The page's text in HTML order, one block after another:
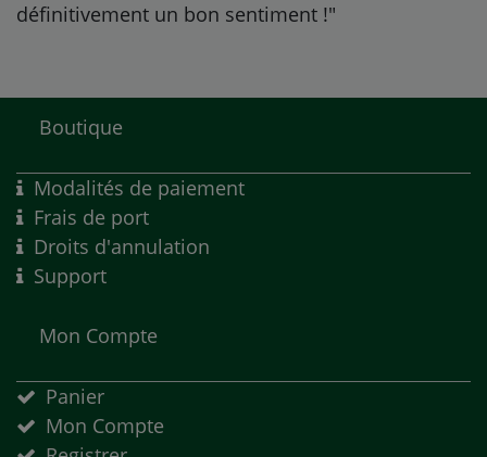
définitivement un bon sentiment !"
Boutique
Modalités de paiement
Frais de port
Droits d'annulation
Support
Mon Compte
Panier
Mon Compte